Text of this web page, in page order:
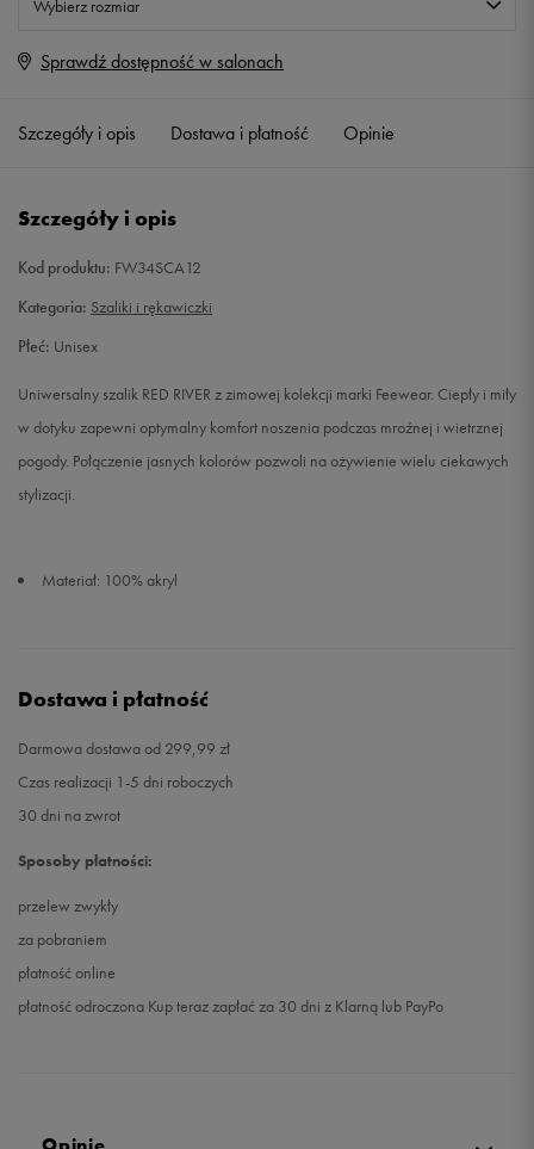
Wybierz rozmiar
ONE SIZE Powiadom o dostępności
Sprawdź dostępność w salonach
Szczegóły i opis Dostawa i płatność Opinie
Szczegóły i opis
Kod produktu: FW34SCA12
Kategoria: Szaliki i rękawiczki
Płeć: Unisex
Uniwersalny szalik RED RIVER z zimowej kolekcji marki Feewear. Ciepły i miły
w dotyku zapewni optymalny komfort noszenia podczas mroźnej i wietrznej
pogody. Połączenie jasnych kolorów pozwoli na ożywienie wielu ciekawych
stylizacji.
Materiał: 100% akryl
Dostawa i płatność
Darmowa dostawa od 299,99 zł
Czas realizacji 1-5 dni roboczych
30 dni na zwrot
Sposoby płatności:
przelew zwykły
za pobraniem
płatność online
płatność odroczona Kup teraz zapłać za 30 dni z Klarną lub PayPo